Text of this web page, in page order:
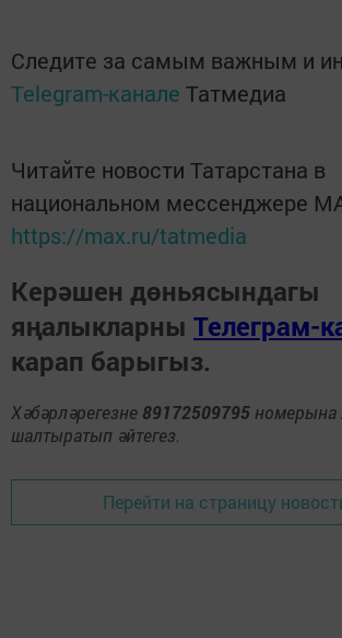
Следите за самым важным и
Telegram-канале Татмедиа
Читайте новости Татарстана в
национальном мессенджере
https://max.ru/tatmedia
Керәшен дөньясындагы
яңалыкларны Телеграм-
карап барыгыз.
Хәбәрләрегезне 89172509795 номерына
шалтыратып әйтегез.
Перейти на страницу